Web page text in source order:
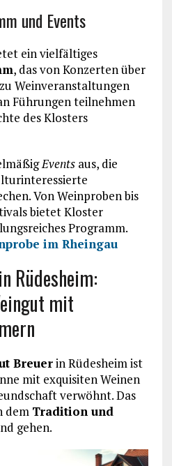
und Events
ein vielfältiges
, das von Konzerten über
Weinveranstaltungen
Führungen teilnehmen
des Klosters
Eventsaus, die
Von Weinproben bis
bietet Kloster
Programm.
im Rheingau
Rüdesheim:
mit
Breuerin Rüdesheim ist
mit exquisiten Weinen
verwöhnt. Das
dem Tradition und
gehen.